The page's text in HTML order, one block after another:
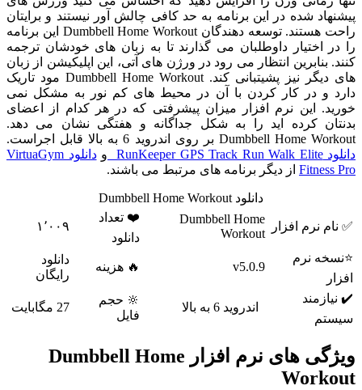
پیشنهاد شده در این برنامه به حد کافی چالش آور نیستند و برایتان
راحت هستند. توسعه دهندگان Dumbbell Home Workout این برنامه
را در اختیار داوطلبان می گذارند تا به زبان های خودشان ترجمه
کنند. بنابرین انتظار می رود در ورژن های آتی، این اپلیکیشن از زبان
های دیگر نیز پشیتبانی کند. Dumbbell Home Workout مود تاریک
دارد و در کار کردن با آن در محیط های کم نور به مشکل نمی
خورید. این نرم افزار میزان پیشرفتی که در هر کدام از اعضای
بدنتان کرده اید را به شکل جداگانه و هفتگی نشان می دهد.
Dumbbell Home Workout بر روی اندروید 6 به بالا قابل اجراست.
دانلود RunKeeper GPS Track Run Walk Elite
و
دانلود VirtuaGym
Fitness Pro از دیگر برنامه های مرتبط می باشند.
دانلود Dumbbell Home Workout
✅ نام نرم افزار
Dumbbell Home
Workout
❤️ تعداد
دانلود
۱٬۰۰۹
⭐نسخه نرم
افزار
v5.0.9 🔥 هزینه
دانلود
رایگان
✔️ نیازمند
سیستم
اندروید 6 به بالا
🔆 حجم
فایل
27 مگابایت
ویژگی های نرم افزار Dumbbell Home
Workout